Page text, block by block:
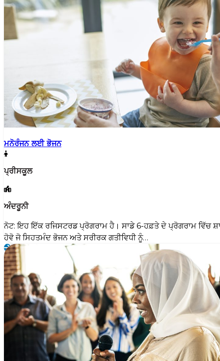
ਮਨੋਰੰਜਨ ਲਈ ਭੋਜਨ
ਪ੍ਰੀਸਕੂਲ
ਅੰਦਰੂਨੀ
ਨੋਟ: ਇਹ ਇੱਕ ਰਜਿਸਟਰਡ ਪ੍ਰੋਗਰਾਮ ਹੈ। ਸਾਡੇ 6-ਹਫ਼ਤੇ ਦੇ ਪ੍ਰੋਗਰਾਮ ਵਿੱਚ
ਹੋਵੋ ਜੋ ਸਿਹਤਮੰਦ ਭੋਜਨ ਅਤੇ ਸਰੀਰਕ ਗਤੀਵਿਧੀ ਨੂੰ…